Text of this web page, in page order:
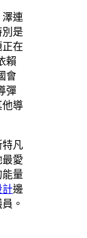
連
是
在
賴
會
彈
導
凡
愛
量
邊
。